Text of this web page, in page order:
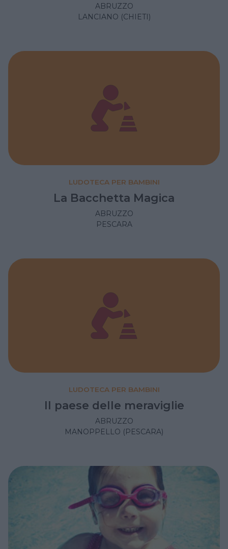
ABRUZZO
LANCIANO (CHIETI)
LUDOTECA PER BAMBINI
La Bacchetta Magica
ABRUZZO
PESCARA
LUDOTECA PER BAMBINI
Il paese delle meraviglie
ABRUZZO
MANOPPELLO (PESCARA)